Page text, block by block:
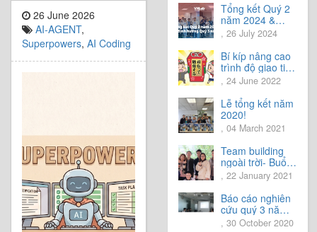
26 June 2026
AI-AGENT,
Superpowers, AI Coding
Tổng kết Quý 2
năm 2024 &
Chia sẻ định
hướng Quý 3
năm 2024
, 26 July 2024
Bí kíp nâng cao
trình độ giao tiếp
tiếng Nhật.
, 24 June 2022
Lễ tổng kết năm
2020!
, 04 March 2021
Team building
ngoài trời- Buổi
trải nghiệm tuyệt
vời.
, 22 January 2021
Báo cáo nghiên
cứu quý 3 năm
2020
, 30 October 2020